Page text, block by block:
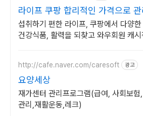
라이프 쿠팡 합리적인 가격으로
섭취하기 편한 라이프, 쿠팡에서 다양
건강식품, 활력을 되찾고 와우회원 캐
http://cafe.naver.com/caresoft 광고
요양세상
재가센터 관리프로그램(급여, 사회보
관리,재활운동,레크)